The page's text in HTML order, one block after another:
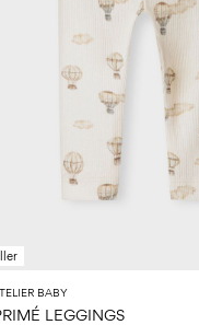
BABY
LEGGINGS